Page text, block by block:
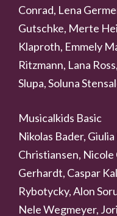
Conrad, Lena
Gutschke, Merte
Klaproth, Emmely
Ritzmann, Lana
Slupa, Soluna
Musicalkids Basic
Nikolas Bader,
Christiansen, Nicole
Gerhardt, Caspar
Rybotycky, Alon
Nele Wegmeyer,